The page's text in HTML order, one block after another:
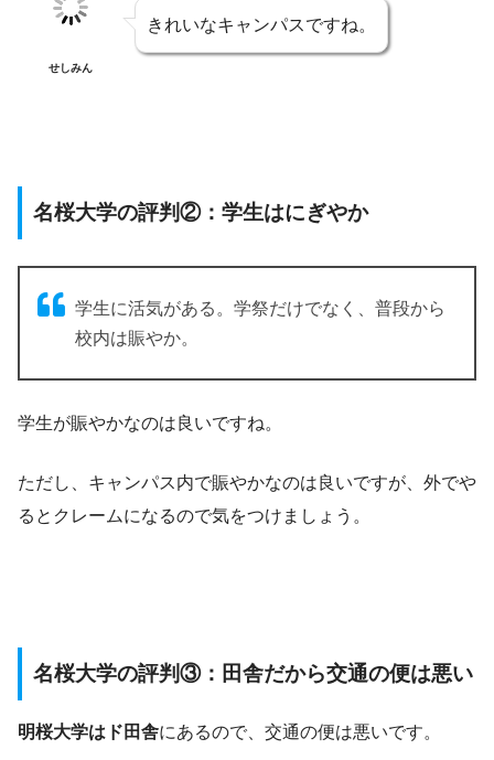
せしみん
きれいなキャンパスですね。
名桜大学の評判②：学生はにぎやか
学生に活気がある。学祭だけでなく、普段から
校内は賑やか。
学生が賑やかなのは良いですね。
ただし、キャンパス内で賑やかなのは良いですが、外でや
るとクレームになるので気をつけましょう。
名桜大学の評判③：田舎だから交通の便は悪い
明桜大学はド田舎にあるので、交通の便は悪いです。